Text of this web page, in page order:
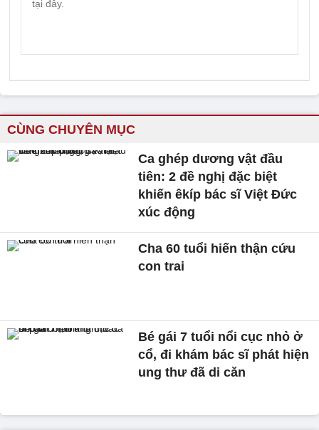
CÙNG CHUYÊN MỤC
Ca ghép dương vật đầu
tiên: 2 đề nghị đặc biệt
khiến êkíp bác sĩ Việt Đức
xúc động
Cha 60 tuổi hiến thận cứu
con trai
Bé gái 7 tuổi nổi cục nhỏ ở
cổ, đi khám bác sĩ phát hiện
ung thư đã di căn